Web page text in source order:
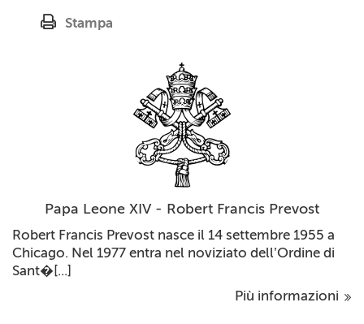
Stampa
Papa Leone XIV - Robert Francis Prevost
Robert Francis Prevost nasce il 14 settembre 1955 a
Chicago. Nel 1977 entra nel noviziato dell’Ordine di
Sant�[...]
Più informazioni